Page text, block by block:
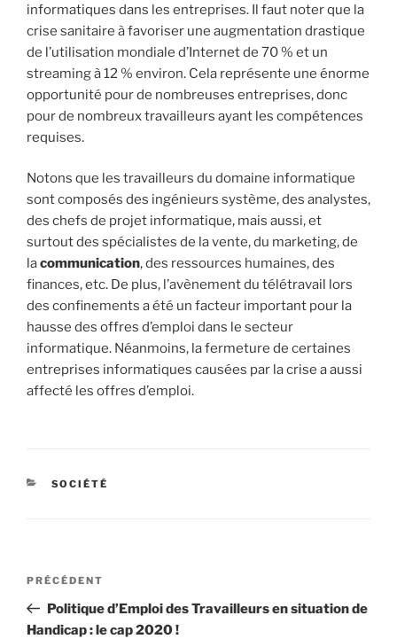
informatiques dans les entreprises. Il faut noter que la
crise sanitaire à favoriser une augmentation drastique
de l’utilisation mondiale d’Internet de 70 % et un
streaming à 12 % environ. Cela représente une énorme
opportunité pour de nombreuses entreprises, donc
pour de nombreux travailleurs ayant les compétences
requises.
Notons que les travailleurs du domaine informatique
sont composés des ingénieurs système, des analystes,
des chefs de projet informatique, mais aussi, et
surtout des spécialistes de la vente, du marketing, de
lacommunication, des ressources humaines, des
finances, etc. De plus, l’avènement du télétravail lors
des confinements a été un facteur important pour la
hausse des offres d’emploi dans le secteur
informatique. Néanmoins, la fermeture de certaines
entreprises informatiques causées par la crise a aussi
affecté les offres d’emploi.
CATÉGORIES
SOCIÉTÉ
Navigation
l’article
Article
précédent
PRÉCÉDENT
Politique d’Emploi des Travailleurs en situation de
Handicap : le cap 2020 !